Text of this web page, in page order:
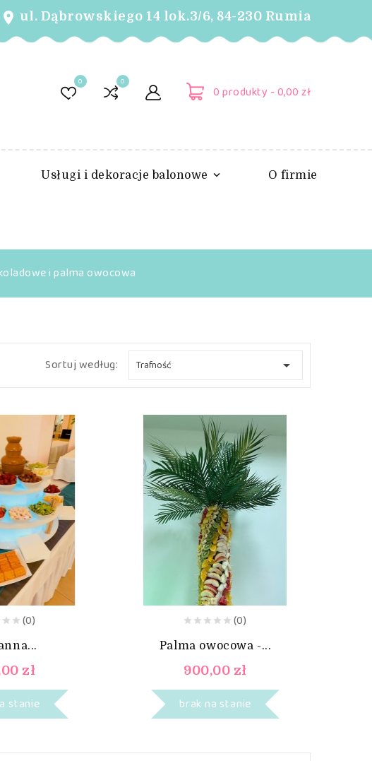
place ul. Dąbrowskiego 14 lok.3/6, 84-230 Rumia
0 produkty -0,00 zł
0
0
Usługi i dekoracje balonowe O firmie
i palma owocowa
Sortuj według: Trafność 
(0)
zł
stanie
(0)
Palma owocowa -...
900,00 zł
brak na stanie